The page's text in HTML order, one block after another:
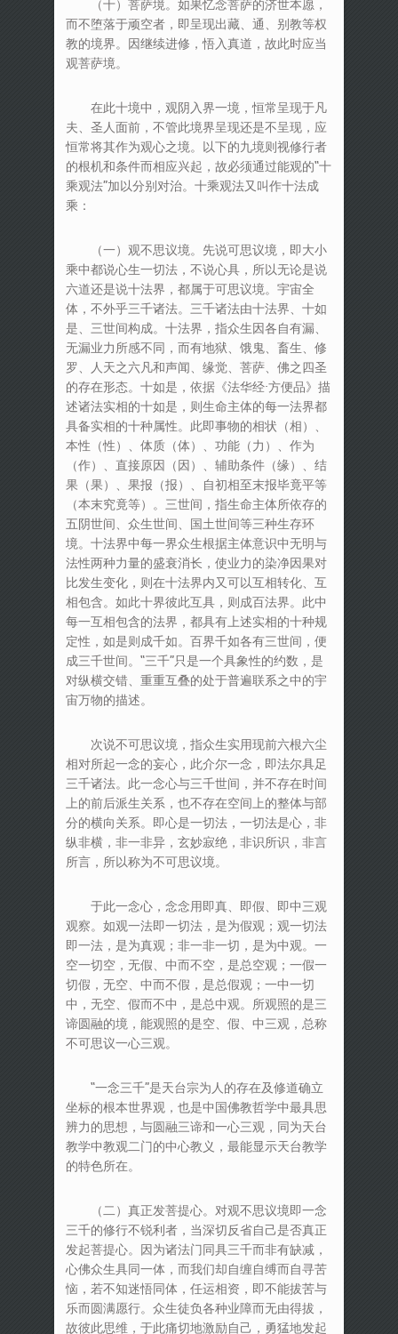
（十）菩萨境。如果忆念菩萨的济世本愿，
而不堕落于顽空者，即呈现出藏、通、别教等权
教的境界。因继续进修，悟入真道，故此时应当
观菩萨境。
在此十境中，观阴入界一境，恒常呈现于凡
夫、圣人面前，不管此境界呈现还是不呈现，应
恒常将其作为观心之境。以下的九境则视修行者
的根机和条件而相应兴起，故必须通过能观的“十
乘观法”加以分别对治。十乘观法又叫作十法成
乘：
（一）观不思议境。先说可思议境，即大小
乘中都说心生一切法，不说心具，所以无论是说
六道还是说十法界，都属于可思议境。宇宙全
体，不外乎三千诸法。三千诸法由十法界、十如
是、三世间构成。十法界，指众生因各自有漏、
无漏业力所感不同，而有地狱、饿鬼、畜生、修
罗、人天之六凡和声闻、缘觉、菩萨、佛之四圣
的存在形态。十如是，依据《法华经·方便品》描
述诸法实相的十如是，则生命主体的每一法界都
具备实相的十种属性。此即事物的相状（相）、
本性（性）、体质（体）、功能（力）、作为
（作）、直接原因（因）、辅助条件（缘）、结
果（果）、果报（报）、自初相至末报毕竟平等
（本末究竟等）。三世间，指生命主体所依存的
五阴世间、众生世间、国土世间等三种生存环
境。十法界中每一界众生根据主体意识中无明与
法性两种力量的盛衰消长，使业力的染净因果对
比发生变化，则在十法界内又可以互相转化、互
相包含。如此十界彼此互具，则成百法界。此中
每一互相包含的法界，都具有上述实相的十种规
定性，如是则成千如。百界千如各有三世间，便
成三千世间。“三千”只是一个具象性的约数，是
对纵横交错、重重互叠的处于普遍联系之中的宇
宙万物的描述。
次说不可思议境，指众生实用现前六根六尘
相对所起一念的妄心，此介尔一念，即法尔具足
三千诸法。此一念心与三千世间，并不存在时间
上的前后派生关系，也不存在空间上的整体与部
分的横向关系。即心是一切法，一切法是心，非
纵非横，非一非异，玄妙寂绝，非识所识，非言
所言，所以称为不可思议境。
于此一念心，念念用即真、即假、即中三观
观察。如观一法即一切法，是为假观；观一切法
即一法，是为真观；非一非一切，是为中观。一
空一切空，无假、中而不空，是总空观；一假一
切假，无空、中而不假，是总假观；一中一切
中，无空、假而不中，是总中观。所观照的是三
谛圆融的境，能观照的是空、假、中三观，总称
不可思议一心三观。
“一念三千”是天台宗为人的存在及修道确立
坐标的根本世界观，也是中国佛教哲学中最具思
辨力的思想，与圆融三谛和一心三观，同为天台
教学中教观二门的中心教义，最能显示天台教学
的特色所在。
（二）真正发菩提心。对观不思议境即一念
三千的修行不锐利者，当深切反省自己是否真正
发起菩提心。因为诸法门同具三千而非有缺减，
心佛众生具同一体，而我们却自缠自缚而自寻苦
恼，若不知迷悟同体，任运相资，即不能拔苦与
乐而圆满愿行。众生徒负各种业障而无由得拔，
故彼此思维，于此痛切地激励自己，勇猛地发起